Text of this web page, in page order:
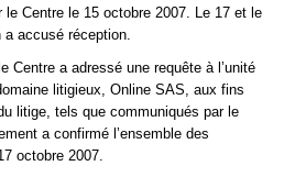
Centre le 15 octobre 2007. Le 17 et le
a accusé réception.
Centre a adressé une requête à l’unité
litigieux, Online SAS, aux fins
litige, tels que communiqués par le
a confirmé l’ensemble des
octobre 2007.